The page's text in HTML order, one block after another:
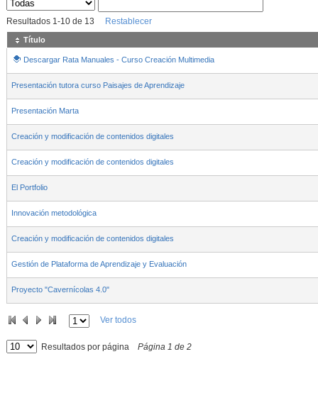
Sus archivos
Resultados 1-10de 13 Restablecer
Título
Descargar Rata Manuales - Curso Creación Multimedia
Presentación tutora curso Paisajes de Aprendizaje
Presentación Marta
Creación y modificación de contenidos digitales
Creación y modificación de contenidos digitales
El Portfolio
Innovación metodológica
Creación y modificación de contenidos digitales
Gestión de Plataforma de Aprendizaje y Evaluación
Proyecto "Cavernícolas 4.0"
Ver todos
Resultados por página Página 1 de 2